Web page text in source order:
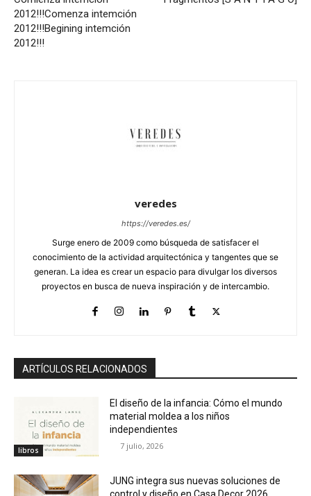
2012!!!Comenza intemción
2012!!!Begining intemción
2012!!!
veredes
https://veredes.es/
Surge enero de 2009 como búsqueda de satisfacer el
conocimiento de la actividad arquitectónica y tangentes que se
generan. La idea es crear un espacio para divulgar los diversos
proyectos en busca de nueva inspiración y de intercambio.
ARTÍCULOS RELACIONADOS
libros
El diseño de la infancia: Cómo el mundo
material moldea a los niños
independientes
7 julio, 2026
JUNG integra sus nuevas soluciones de
control y diseño en Casa Decor 2026